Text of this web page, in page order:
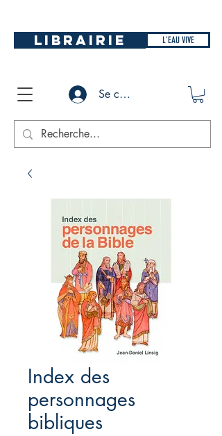
LIBRAIRIE L'EAU VIVE
Se connecter
Index des
personnages
bibliques